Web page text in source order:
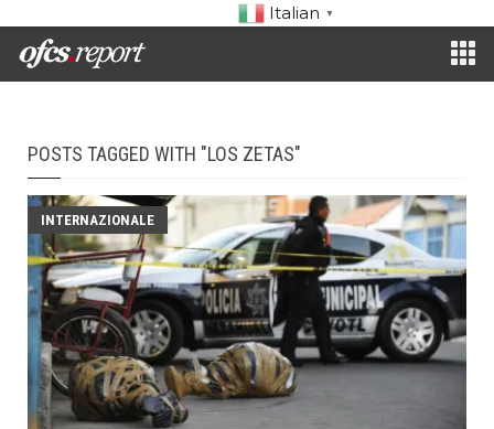
Italian ▼
POSTS TAGGED WITH "LOS ZETAS"
INTERNAZIONALE